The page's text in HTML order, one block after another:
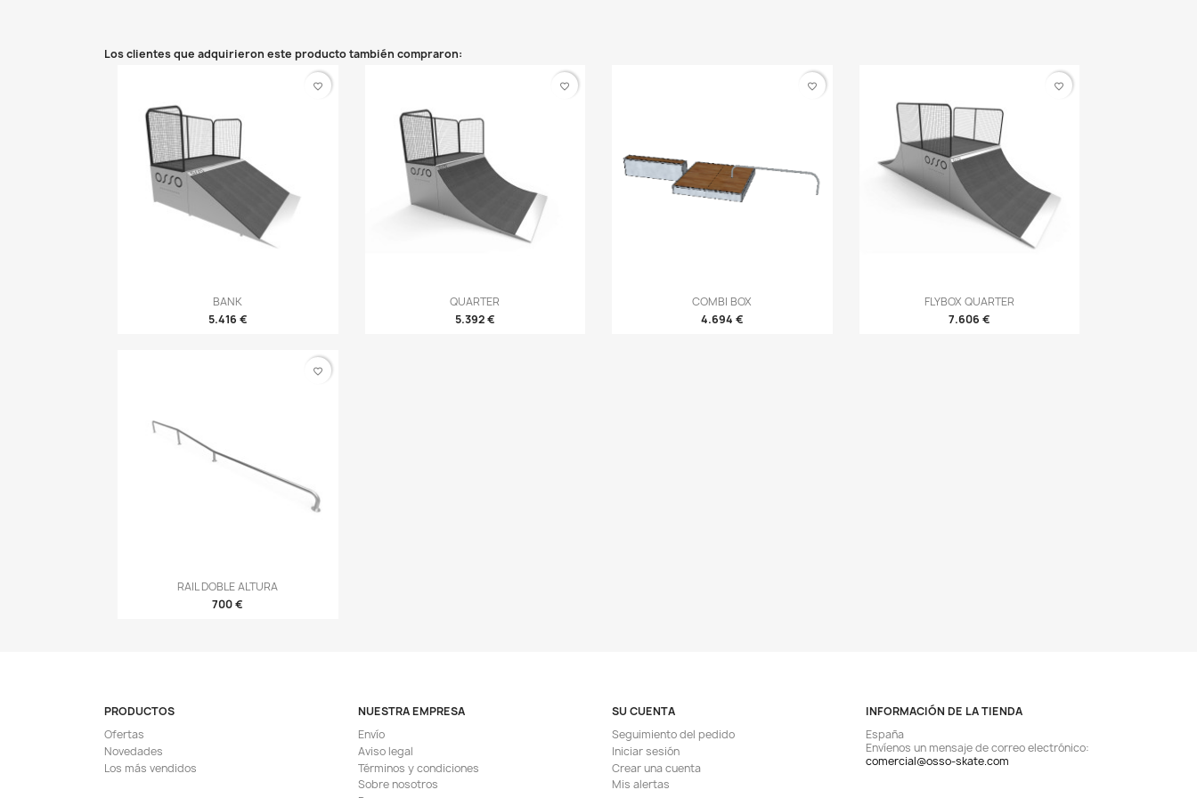
Los clientes que adquirieron este producto también compraron:
Vista rápida
BANK
5.416 €
favorite_border
Vista rápida
QUARTER
5.392 €
favorite_border
Vista rápida
COMBI BOX
4.694 €
favorite_border
Vista rápida
FLYBOX QUARTER
7.606 €
favorite_border
 Vista rápida
RAIL DOBLE ALTURA
700 €
favorite_border
PRODUCTOS
Ofertas
Novedades
Los más vendidos
NUESTRA EMPRESA
Envío
Aviso legal
Términos y condiciones
Sobre nosotros
SU CUENTA
Seguimiento del pedido
Iniciar sesión
Crear una cuenta
Mis alertas
INFORMACIÓN DE LA TIENDA
España
Envíenos un mensaje de correo electrónico:
comercial@osso-skate.com